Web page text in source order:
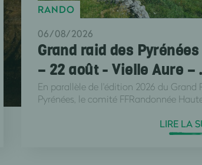
RANDO
06/08/2026
Grand raid des Pyrénées
– 22 août - Vielle Aure –
En parallèle de l'édition 2026 du Grand
Pyrénées, le comité FFRandonnée
LIRE LA